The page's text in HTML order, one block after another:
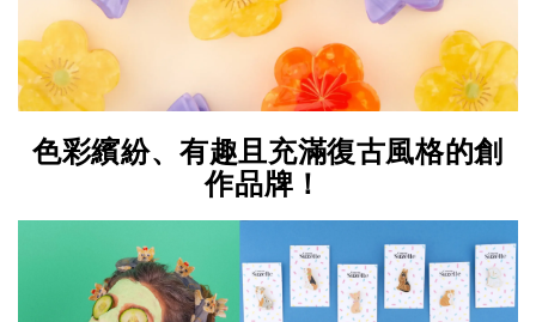
色彩繽紛、有趣且充滿復古風格的創
作品牌！